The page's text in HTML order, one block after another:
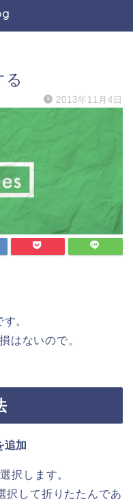
る
2013年11月4日
。
はないので。
追加
択します。
択して折りたたんであ